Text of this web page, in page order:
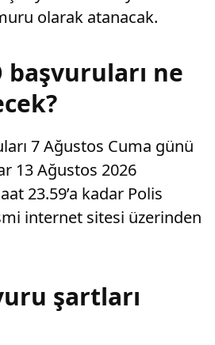
olarak atanacak.
başvuruları ne
7 Ağustos Cuma günü
13 Ağustos 2026
23.59’a kadar Polis
internet sitesi üzerinden
şartları